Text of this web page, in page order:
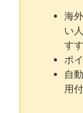
海
い
すす
ポ
自
用